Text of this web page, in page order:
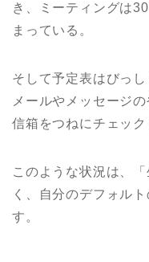
き、ミーティングは
まっている。
そして予定表はびっ
メールやメッセージ
信箱をつねにチェック
このような状況は、
く、自分のデフォル
す。